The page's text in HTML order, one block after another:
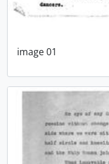
image 01